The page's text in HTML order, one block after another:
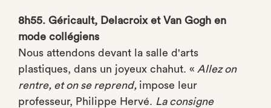
8h55. Géricault, Delacroix et Van Gogh en
mode collégiens
Nous attendons devant la salle d'arts
plastiques, dans un joyeux chahut. « Allez on
rentre, et on se reprend, impose leur
professeur, Philippe Hervé. La consigne